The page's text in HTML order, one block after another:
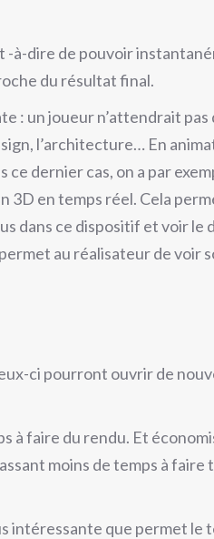
à-dire de pouvoir
du résultat final.
: un joueur n’attendrait pas
l’architecture… En
dernier cas, on a par
en temps réel. Cela
dans ce dispositif et voir le
au réalisateur de voir
ci pourront ouvrir de
à faire du rendu. Et
moins de temps à
intéressante que permet